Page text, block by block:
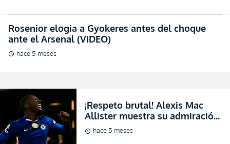
Rosenior elogia a Gyokeres antes del choque
ante el Arsenal (VIDEO)
schedule hace 5 meses
¡Respeto brutal! Alexis Mac
Allister muestra su admiración
absoluta por Moisés Caicedo:
“Disfruté mucho jugando con
schedule hace 5 meses